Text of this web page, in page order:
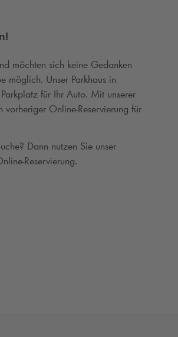
möchten sich keine Gedanken
möglich. Unser Parkhaus in
für Ihr Auto. Mit unserer
Online-Reservierung für
Dann nutzen Sie unser
Reservierung.